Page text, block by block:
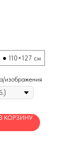
220×254 см
110×127 см
изображения
В КОРЗИНУ